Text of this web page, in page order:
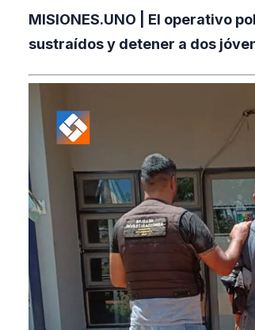
MISIONES.UNO | El operativo
sustraídos y detener a dos